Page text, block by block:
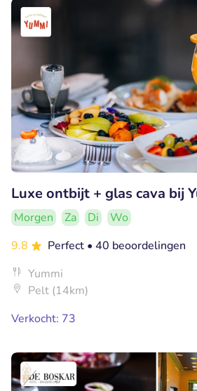
Luxe ontbijt + glas cava bij
Morgen Za Di
Wo
9.8
Perfect • 40 beoordelingen
Yummi
Pelt (14km)
Verkocht: 73